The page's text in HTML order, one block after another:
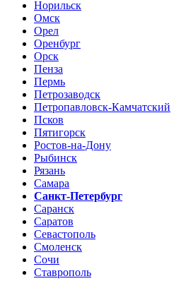
Норильск
Омск
Орел
Оренбург
Орск
Пенза
Пермь
Петрозаводск
Петропавловск-Камчатский
Псков
Пятигорск
Ростов-на-Дону
Рыбинск
Рязань
Самара
Санкт-Петербург
Саранск
Саратов
Севастополь
Смоленск
Сочи
Ставрополь